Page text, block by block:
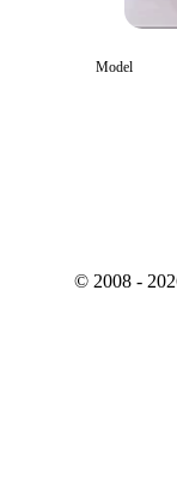
Model
© 2008 -